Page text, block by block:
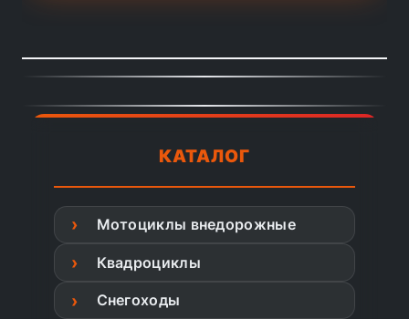
КАТАЛОГ
Мотоциклы внедорожные
Квадроциклы
Снегоходы